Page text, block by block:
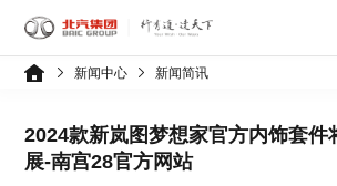
新闻中心 新闻简讯
2024款新岚图梦想家官方内饰套件
展-南宫28官方网站